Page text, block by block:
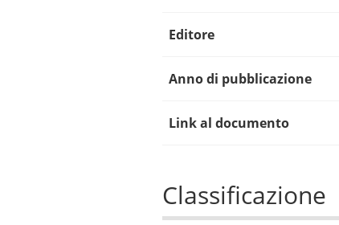
Editore
Anno di pubblicazione
Link al documento
Classificazione